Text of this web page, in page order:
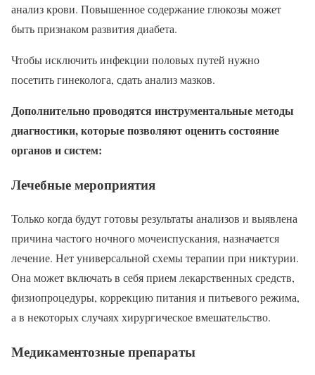
анализ крови. Повышенное содержание глюкозы может
быть признаком развития диабета.
Чтобы исключить инфекции половых путей нужно
посетить гинеколога, сдать анализ мазков.
Дополнительно проводятся инструментальные методы
диагностики, которые позволяют оценить состояние
органов и систем:
Лечебные мероприятия
Только когда будут готовы результаты анализов и выявлена
причина частого ночного мочеиспускания, назначается
лечение. Нет универсальной схемы терапии при никтурии.
Она может включать в себя прием лекарственных средств,
физиопроцедуры, коррекцию питания и питьевого режима,
а в некоторых случаях хирургическое вмешательство.
Медикаментозные препараты